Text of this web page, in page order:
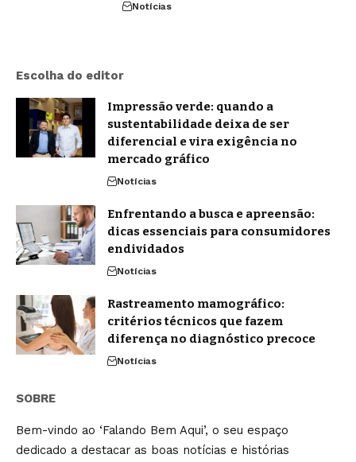
Notícias
Escolha do editor
Impressão verde: quando a
sustentabilidade deixa de ser
diferencial e vira exigência no
mercado gráfico
Notícias
Enfrentando a busca e apreensão:
dicas essenciais para consumidores
endividados
Notícias
Rastreamento mamográfico:
critérios técnicos que fazem
diferença no diagnóstico precoce
Notícias
SOBRE
Bem-vindo ao ‘Falando Bem Aqui’, o seu espaço
dedicado a destacar as boas notícias e histórias